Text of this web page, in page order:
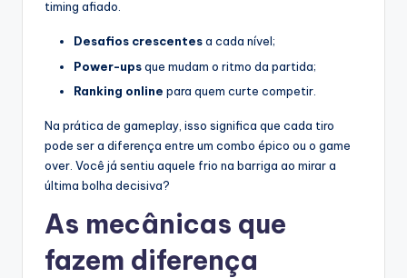
timing afiado.
Desafios crescentesa cada nível;
Power-upsque mudam o ritmo da partida;
Ranking online para quem curte competir.
Na prática de gameplay, isso significa que cada tiro
pode ser a diferença entre um combo épico ou o game
over. Você já sentiu aquele frio na barriga ao mirar a
última bolha decisiva?
As mecânicas que
fazem diferença